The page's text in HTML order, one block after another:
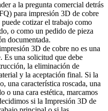
a la pregunta comercial detrás
para impresión 3D de cobre
cotizar el trabajo como
o como un pedido de pieza
documentada.
3D de cobre no es una
Es una solicitud que debe
la eliminación de
y la aceptación final. Si la
una característica roscada, una
o una cara estética, marcamos
si la Impresión 3D de